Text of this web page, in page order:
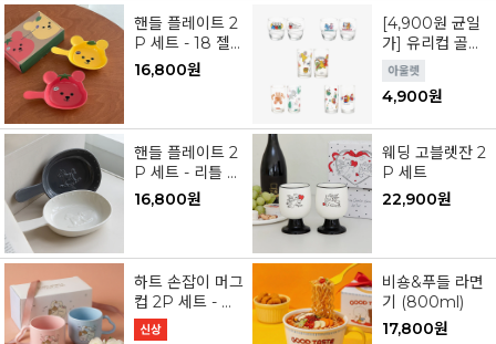
핸들 플레이트 2
P 세트 - 18 젤
리 베어 토마토
& 망고
16,800원
[4,900원 균일
가] 유리컵 골라
담기
4,900원
핸들 플레이트 2
P 세트 - 리틀 포
니
16,800원
웨딩 고블렛잔 2
P 세트
22,900원
하트 손잡이 머그
컵 2P 세트 - 고
양이 커플
비숑&푸들 라면
기 (800ml)
17,800원